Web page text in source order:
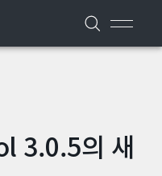
3.0.5의 새